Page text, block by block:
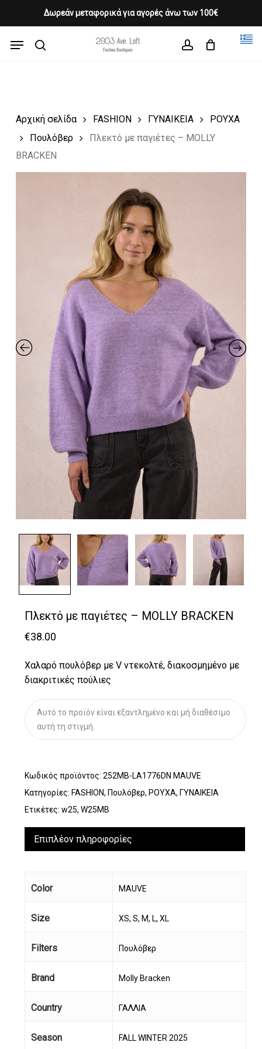
Δωρεάν μεταφορικά για αγορές άνω των 100€
content
Menu
Cart CLOSE
CART
Αρχική σελίδα FASHION ΓΥΝΑΙΚΕΙΑ
ΡΟΥΧΑ
Πουλόβερ
Πλεκτό με παγιέτες – MOLLY
BRACKEN
Πλεκτό με παγιέτες – MOLLY BRACKEN
€38.00
Χαλαρό πουλόβερ με V ντεκολτέ, διακοσμημένο με
διακριτικές πούλιες
Αυτό το προϊόν είναι εξαντλημένο και μή διαθέσιμο
αυτή τη στιγμή.
Κωδικός προϊόντος: 252MB-LA1776DN MAUVE
Κατηγορίες: FASHION, Πουλόβερ, ΡΟΥΧΑ, ΓΥΝΑΙΚΕΙΑ
Ετικέτες: w25, W25MB
Επιπλέον πληροφορίες
Color MAUVE
Size XS, S, M, L, XL
Filters Πουλόβερ
Brand Molly Bracken
Country ΓΑΛΛΙΑ
Season FALL WINTER 2025
Close